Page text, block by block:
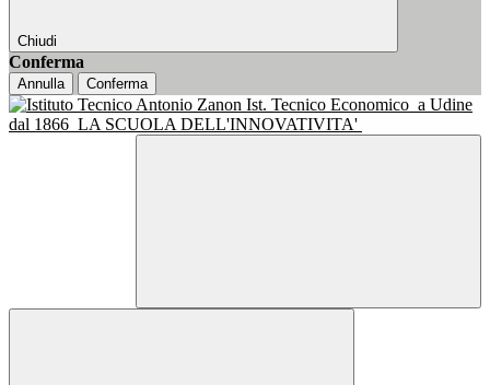
Chiudi
Conferma
Annulla Conferma
Ist. Tecnico Economico a Udine
dal 1866 LA SCUOLA DELL'INNOVATIVITA'